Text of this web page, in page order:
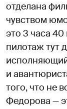
отделана
чувством
это 3 часа
пилотаж тут
исполняющий
и
того, что не
Федорова —